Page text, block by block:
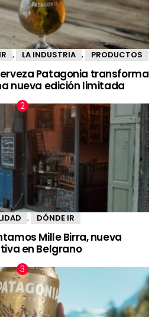
LA INDUSTRIA PRODUCTOS
Patagonia transforma
nueva edición limitada
, DÓNDE IR
Mille Birra, nueva
en Belgrano